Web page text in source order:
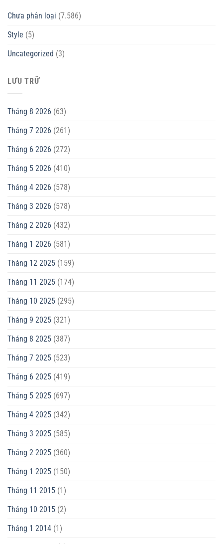
Chưa phân loại (7.586)
Style (5)
Uncategorized (3)
LƯU TRỮ
Tháng 8 2026 (63)
Tháng 7 2026 (261)
Tháng 6 2026 (272)
Tháng 5 2026 (410)
Tháng 4 2026 (578)
Tháng 3 2026 (578)
Tháng 2 2026 (432)
Tháng 1 2026 (581)
Tháng 12 2025 (159)
Tháng 11 2025 (174)
Tháng 10 2025 (295)
Tháng 9 2025 (321)
Tháng 8 2025 (387)
Tháng 7 2025 (523)
Tháng 6 2025 (419)
Tháng 5 2025 (697)
Tháng 4 2025 (342)
Tháng 3 2025 (585)
Tháng 2 2025 (360)
Tháng 1 2025 (150)
Tháng 11 2015 (1)
Tháng 10 2015 (2)
Tháng 1 2014 (1)